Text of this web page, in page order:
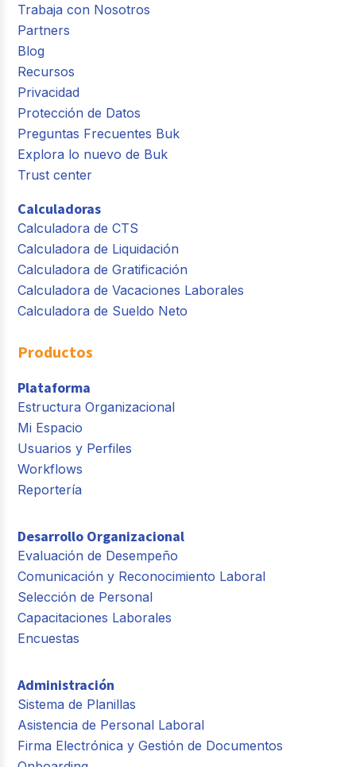
Trabaja con Nosotros
Partners
Blog
Recursos
Privacidad
Protección de Datos
Preguntas Frecuentes Buk
Explora lo nuevo de Buk
Trust center
Calculadoras
Calculadora de CTS
Calculadora de Liquidación
Calculadora de Gratificación
Calculadora de Vacaciones Laborales
Calculadora de Sueldo Neto
Productos
Plataforma
Estructura Organizacional
Mi Espacio
Usuarios y Perfiles
Workflows
Reportería
Desarrollo Organizacional
Evaluación de Desempeño
Comunicación y Reconocimiento Laboral
Selección de Personal
Capacitaciones Laborales
Encuestas
Administración
Sistema de Planillas
Asistencia de Personal Laboral
Firma Electrónica y Gestión de Documentos